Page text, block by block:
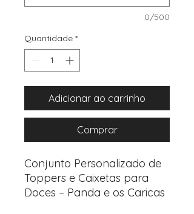
0/500
Quantidade *
Adicionar ao carrinho
Comprar
Conjunto Personalizado de
Toppers e Caixetas para
Doces – Panda e os Caricas